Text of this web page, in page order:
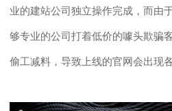
业的建站公司独立操作完成，而由
够专业的公司打着低价的噱头欺骗
偷工减料，导致上线的官网会出现